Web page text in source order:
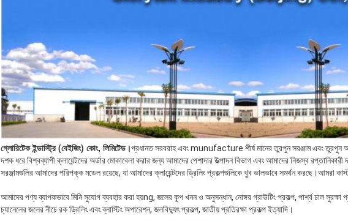
গ্লোরিটেক ইন্ডাস্ট্রি (বেইজিং) কোং, লিমিটেড।প্রধানত সরবরাহ এবং munufacture শীর্ষ মানের তুরপুন সরঞ্জাম এবং তুরপুন
দশক ধরে বিশ্বব্যাপী ক্লায়েন্টদের অর্ডার মোকাবেলা করার জন্য আমাদের পেশাদার উত্পাদন বিভাগ এবং আমাদের নিজস্ব
সরঞ্জামগুলির আমাদের পরিপক্ক মডেল রয়েছে, যা আমাদের ক্লায়েন্টদের ড্রিলিং প্রকল্পগুলিকে খুব ভালভাবে সমর্থন করছে।আমরা
আমাদের পণ্য ব্যাপকভাবে মিনি সুযোগ ব্যবহার করা হয়ng, জলের কূপ খনন ও অনুসন্ধান, নোঙ্গর গ্রাউটিং প্রকল্প, পার্শ্ব ঢাল
চ্যানেলের জলের নীচে রক ড্রিলিং এবং ব্লাস্টিং অপারেশন, জলবিদ্যুৎ প্রকল্প, জাতীয় প্রতিরক্ষা প্রকল্প ইত্যাদি।